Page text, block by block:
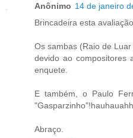
Anônimo 14 de janeiro
Brincadeira esta
Os sambas (Raio de
devido ao compositores
enquete.
E também, o Paulo
Abraço.